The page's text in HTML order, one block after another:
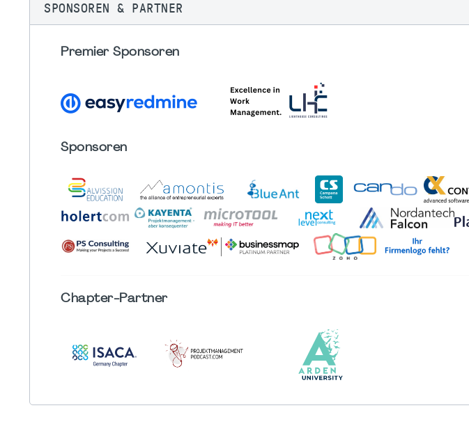
SPONSOREN & PARTNER
Premier Sponsoren
Sponsoren
Chapter-Partner